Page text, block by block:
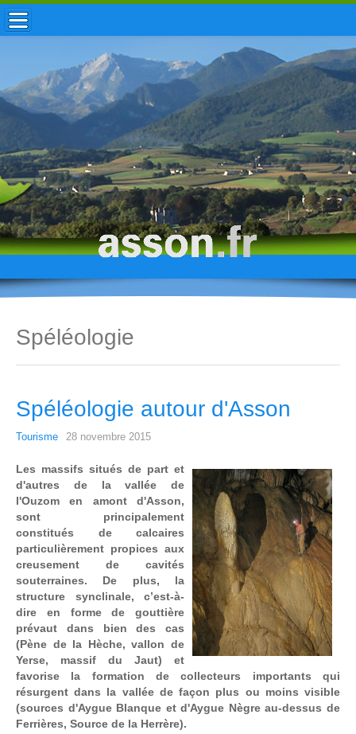
ACCUEIL / INFOS
MUNICIPALITÉ
VIE LOCALE
ENFANCE
TOURISME
HISTOIRE
Spéléologie
Spéléologie autour d'Asson
Tourisme 28 novembre 2015
Les massifs situés de part et
d'autres de la vallée de
l'Ouzom en amont d'Asson,
sont principalement
constitués de calcaires
particulièrement propices aux
creusement de cavités
souterraines. De plus, la
structure synclinale, c’est-à-
dire en forme de gouttière
prévaut dans bien des cas
(Pène de la Hèche, vallon de
Yerse, massif du Jaut) et
favorise la formation de collecteurs importants qui
résurgent dans la vallée de façon plus ou moins visible
(sources d'Aygue Blanque et d'Aygue Nègre au-dessus de
Ferrières, Source de la Herrère).